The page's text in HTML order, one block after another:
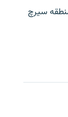
سیرچ